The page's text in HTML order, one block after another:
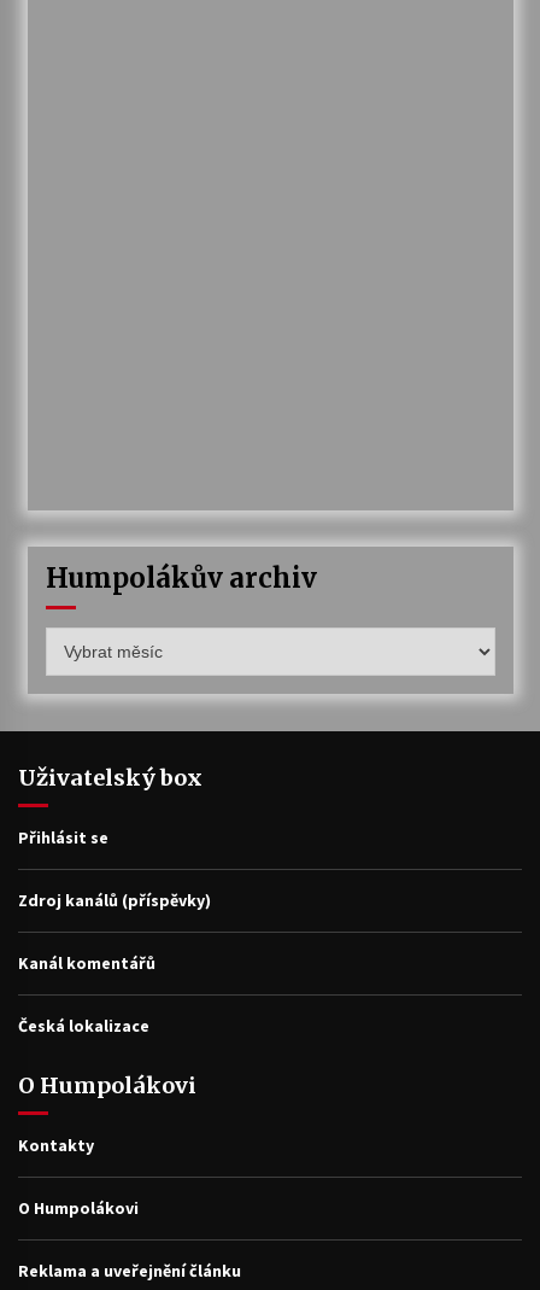
Humpolákův archiv
archiv
Uživatelský box
Přihlásit se
Zdroj kanálů (příspěvky)
Kanál komentářů
Česká lokalizace
O Humpolákovi
Kontakty
O Humpolákovi
Reklama a uveřejnění článku